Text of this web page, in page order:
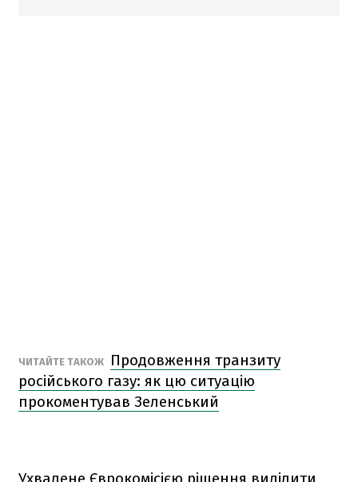
ЧИТАЙТЕ ТАКОЖ
Продовження транзиту
російського газу: як цю ситуацію
прокоментував Зеленський
Ухвалене Єврокомісією рішення виділити